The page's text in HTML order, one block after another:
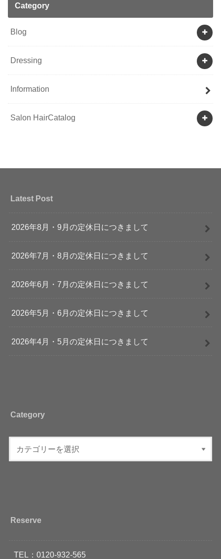
Category
Blog
Dressing
Information
Salon HairCatalog
Latest Post
2026年8月・9月の定休日につきまして
2026年7月・8月の定休日につきまして
2026年6月・7月の定休日につきまして
2026年5月・6月の定休日につきまして
2026年4月・5月の定休日につきまして
Category
Reserve
TEL：0120-932-565